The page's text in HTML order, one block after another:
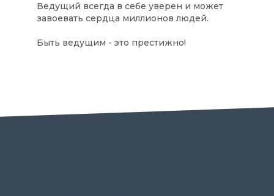
Ведущий всегда в себе уверен и может
завоевать сердца миллионов людей.
Быть ведущим - это престижно!